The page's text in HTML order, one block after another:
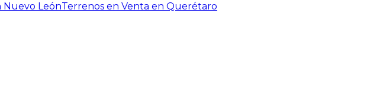
Nuevo LeónTerrenos en Venta en Querétaro